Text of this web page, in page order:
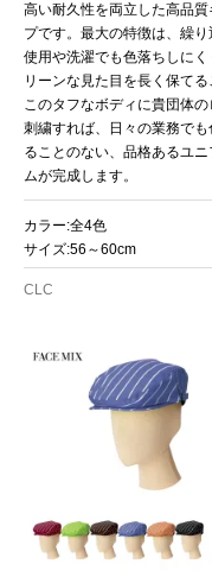
高い耐久性を両立した高品質
プです。最大の特徴は、繰り
使用や洗濯でも色落ちしにく
リーンな見た目を長く保てる
このタフなボディに貴団体の
刺繍すれば、日々の業務でも
ることのない、品格あるユニ
ムが完成します。
カラー:全4色
サイズ:56～60cm
CLC